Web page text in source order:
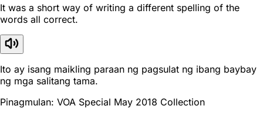
It was a short way of writing a different spelling of the
words all correct.
Ito ay isang maikling paraan ng pagsulat ng ibang baybay
ng mga salitang tama.
Pinagmulan: VOA Special May 2018 Collection